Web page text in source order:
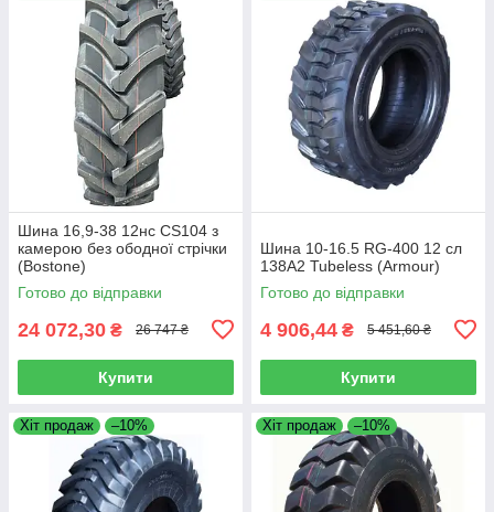
Шина 16,9-38 12нс CS104 з
камерою без ободної стрічки
(Bostone)
Готово до відправки
24 072,30 ₴ 26 747 ₴
Купити
Шина 10-16.5 RG-400 12 сл
138A2 Tubeless (Armour)
Готово до відправки
4 906,44 ₴ 5 451,60 ₴
Купити
Хіт продаж –10% Хіт продаж –10%